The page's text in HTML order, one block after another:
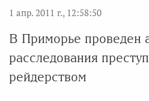
1 апр. 2011 г., 12:58:50
В Приморье проведен
расследования
рейдерством